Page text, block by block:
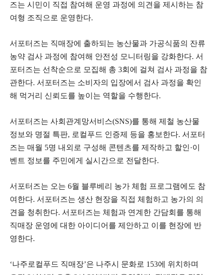
즈는 시민이 직접 참여해 운영 과정에 의견을 제시하는 참
여형 조직으로 운영한다.
서포터즈는 직매장에 출하되는 농산물과 가공식품의 잔류
농약 검사 과정에 참여해 안전성 모니터링을 강화한다. 서
포터즈는 선착순으로 모집해 총 3회에 걸쳐 검사 과정을 참
관한다. 서포터즈는 소비자의 입장에서 검사 과정을 확인
해 먹거리 신뢰도를 높이는 역할을 수행한다.
서포터즈는 사회관계망서비스(SNS)를 통해 제철 농산물
정보와 명절 특판, 로컬푸드 인증제 등을 홍보한다. 서포터
즈는 매월 5명 내외로 구성해 콘텐츠를 제작하고 할인·이
벤트 정보를 주민에게 실시간으로 전달한다.
서포터즈는 오는 6월 블루베리 농가 체험 프로그램에도 참
여한다. 서포터즈는 생산 현장을 직접 체험하고 농가의 의
견을 청취한다. 서포터즈는 체험과 연계한 간담회를 통해
직매장 운영에 대한 아이디어를 제안하고 이를 현장에 반
영한다.
‘나주로컬푸드 직매장’은 나주시 문화로 153에 위치하며